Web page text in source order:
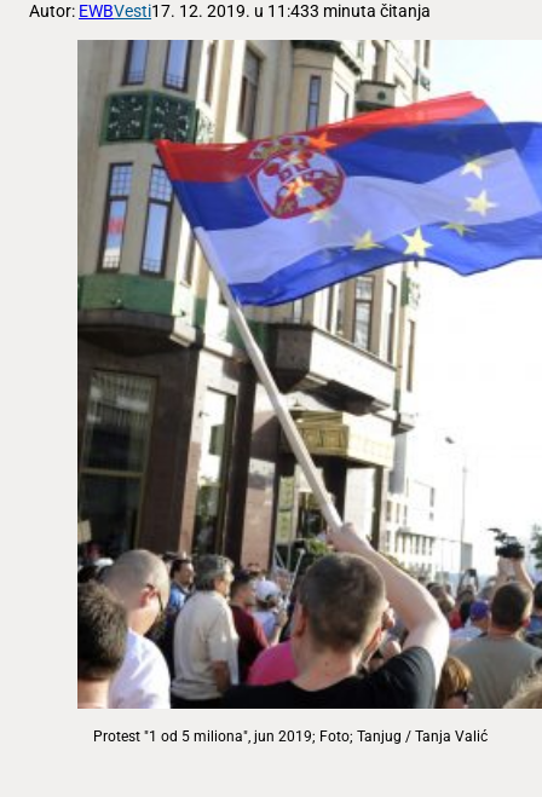
Autor: EWBVesti17. 12. 2019. u 11:433 minuta čitanja
Protest "1 od 5 miliona", jun 2019; Foto; Tanjug / Tanja Valić